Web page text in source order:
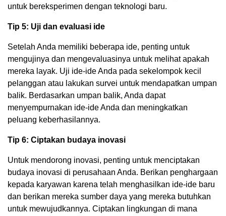
untuk bereksperimen dengan teknologi baru.
Tip 5: Uji dan evaluasi ide
Setelah Anda memiliki beberapa ide, penting untuk
mengujinya dan mengevaluasinya untuk melihat apakah
mereka layak. Uji ide-ide Anda pada sekelompok kecil
pelanggan atau lakukan survei untuk mendapatkan umpan
balik. Berdasarkan umpan balik, Anda dapat
menyempurnakan ide-ide Anda dan meningkatkan
peluang keberhasilannya.
Tip 6: Ciptakan budaya inovasi
Untuk mendorong inovasi, penting untuk menciptakan
budaya inovasi di perusahaan Anda. Berikan penghargaan
kepada karyawan karena telah menghasilkan ide-ide baru
dan berikan mereka sumber daya yang mereka butuhkan
untuk mewujudkannya. Ciptakan lingkungan di mana